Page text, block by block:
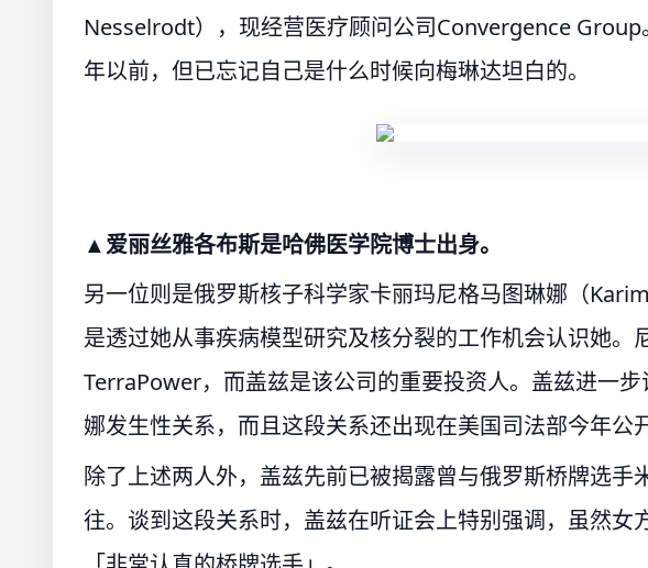
Nesselrodt），现经营医疗顾问公司Convergence
年以前，但已忘记自己是什么时候向梅琳达坦白的。
▲爱丽丝雅各布斯是哈佛医学院博士出身。
另一位则是俄罗斯核子科学家卡丽玛尼格马图琳娜（
是透过她从事疾病模型研究及核分裂的工作机会认识她。
TerraPower，而盖兹是该公司的重要投资人。盖兹进一
娜发生性关系，而且这段关系还出现在美国司法部今年公
除了上述两人外，盖兹先前已被揭露曾与俄罗斯桥牌选
往。谈到这段关系时，盖兹在听证会上特别强调，虽然女